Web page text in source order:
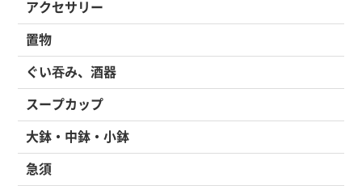
アクセサリー
置物
ぐい吞み、酒器
スープカップ
大鉢・中鉢・小鉢
急須